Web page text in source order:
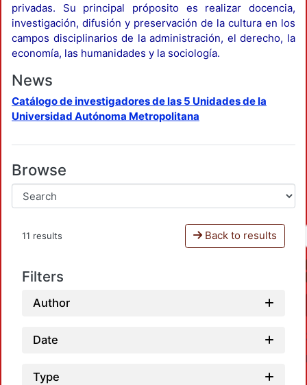
privadas. Su principal próposito es realizar docencia,
investigación, difusión y preservación de la cultura en los
campos disciplinarios de la administración, el derecho, la
economía, las humanidades y la sociología.
News
Catálogo de investigadores de las 5 Unidades de la
Universidad Autónoma Metropolitana
Browse
11 results Back to results
Filters
Author
Date
Type